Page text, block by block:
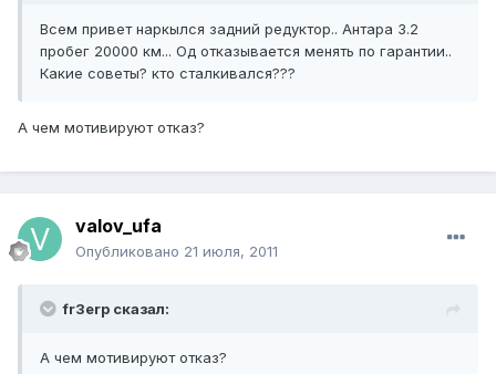
Всем привет наркылся задний редуктор.. Антара 3.2
пробег 20000 км... Од отказывается менять по гарантии..
Какие советы? кто сталкивался???
А чем мотивируют отказ?
valov_ufa
Опубликовано 21 июля, 2011
fr3erp сказал:
А чем мотивируют отказ?